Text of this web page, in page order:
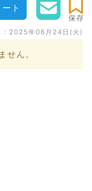
ト
保存
2025年06月24日(火)
せん。